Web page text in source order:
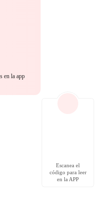
en la app
Escanea el
código para leer
en la APP